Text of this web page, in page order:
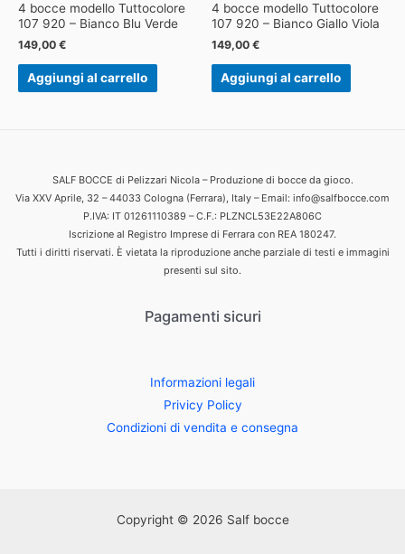
4 bocce modello Tuttocolore
107 920 – Bianco Blu Verde
149,00 €
Aggiungi al carrello
4 bocce modello Tuttocolore
107 920 – Bianco Giallo Viola
149,00 €
Aggiungi al carrello
SALF BOCCE di Pelizzari Nicola – Produzione di bocce da gioco.
Via XXV Aprile, 32 – 44033 Cologna (Ferrara), Italy – Email: info@salfbocce.com
P.IVA: IT 01261110389 – C.F.: PLZNCL53E22A806C
Iscrizione al Registro Imprese di Ferrara con REA 180247.
Tutti i diritti riservati. È vietata la riproduzione anche parziale di testi e immagini
presenti sul sito.
Pagamenti sicuri
Informazioni legali
Privicy Policy
Condizioni di vendita e consegna
Copyright © 2026 Salf bocce